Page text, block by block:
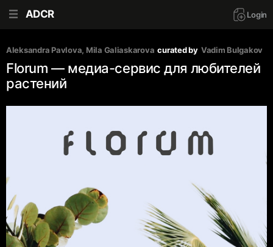
ADCR Login
Aleksandra Pavlova, Mila Galiaskarova curated by Vadim Bulgakov
Florum — медиа-сервис для любителей
растений